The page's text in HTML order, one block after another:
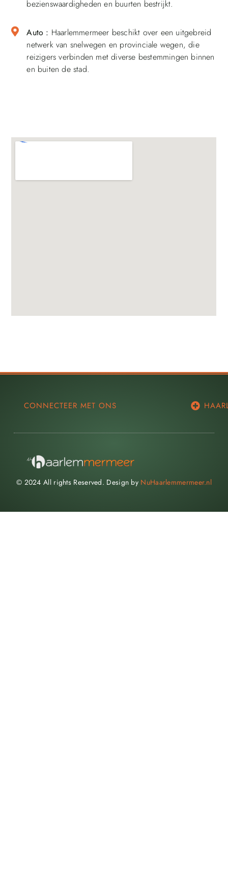
bezienswaardigheden en buurten bestrijkt.
Auto : Haarlemmermeer beschikt over een uitgebreid
netwerk van snelwegen en provinciale wegen, die
reizigers verbinden met diverse bestemmingen binnen
en buiten de stad.
CONNECTEER MET ONS
© 2024 All rights Reserved. Design by NuHaarlemmermeer.nl